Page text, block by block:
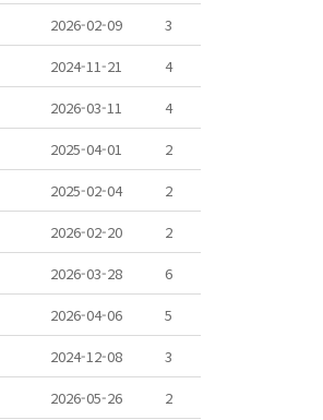
2026-02-09
3
2024-11-21
4
2026-03-11
4
2025-04-01
2
2025-02-04
2
2026-02-20
2
2026-03-28
6
2026-04-06
5
2024-12-08
3
2026-05-26
2